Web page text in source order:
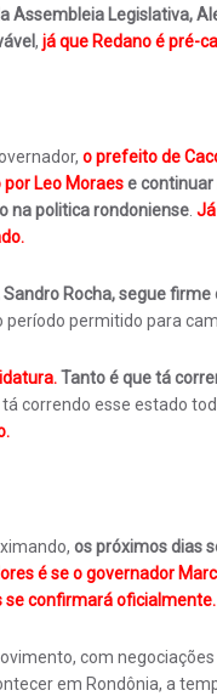
Legislativa,
, já que Redano é pré-
o prefeito de
Leo Moraese continuar
na politica rondoniense.
Rocha, segue
permitido para
Tanto é que tá
correndo esse estado
os próximos dias
é se o governador
se confirmará oficialmente.
com
em Rondônia, a